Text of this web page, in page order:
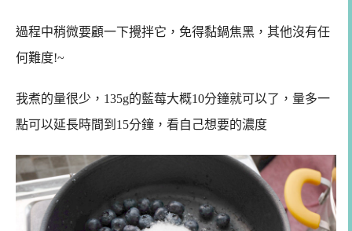
過程中稍微要顧一下攪拌它，免得黏鍋焦黑，其他沒有任
何難度!~
我煮的量很少，135g的藍莓大概10分鐘就可以了，量多一
點可以延長時間到15分鐘，看自己想要的濃度